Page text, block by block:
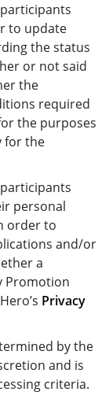
to update
the status
or not said
the
required
the purposes
for the
personal
order to
and/or
a
Promotion
Privacy
by the
and is
criteria.